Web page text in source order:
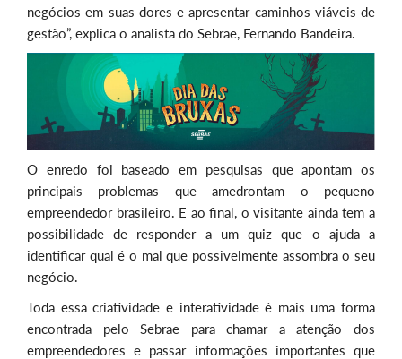
negócios em suas dores e apresentar caminhos viáveis de
gestão”, explica o analista do Sebrae, Fernando Bandeira.
O enredo foi baseado em pesquisas que apontam os
principais problemas que amedrontam o pequeno
empreendedor brasileiro. E ao final, o visitante ainda tem a
possibilidade de responder a um quiz que o ajuda a
identificar qual é o mal que possivelmente assombra o seu
negócio.
Toda essa criatividade e interatividade é mais uma forma
encontrada pelo Sebrae para chamar a atenção dos
empreendedores e passar informações importantes que